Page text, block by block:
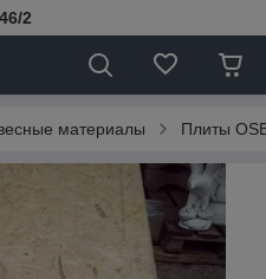
2
материалы Плиты